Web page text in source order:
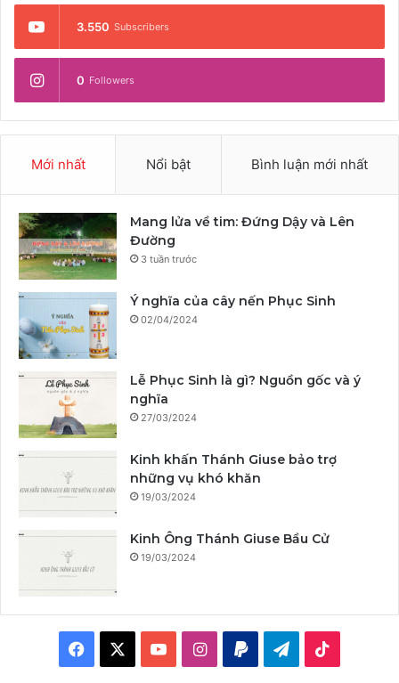
3.550 Subscribers
0 Followers
Mới nhất Nổi bật Bình luận mới nhất
Mang lửa về tim: Đứng Dậy và Lên
Đường
3 tuần trước
Ý nghĩa của cây nến Phục Sinh
02/04/2024
Lễ Phục Sinh là gì? Nguồn gốc và ý
nghĩa
27/03/2024
Kinh khấn Thánh Giuse bảo trợ
những vụ khó khăn
19/03/2024
Kinh Ông Thánh Giuse Bầu Cử
19/03/2024
I
P